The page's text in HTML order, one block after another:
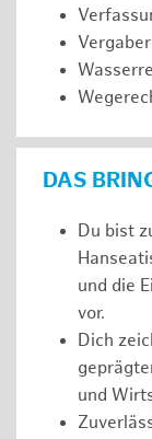
DAS
Du bist
und die
vor.
Dich
und